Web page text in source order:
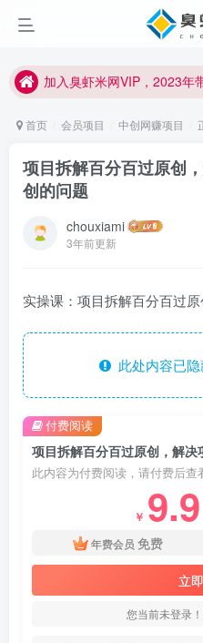
加入臭虾米网VIP，2023年
加入臭虾米网VIP，2023年
首页 会员项目 中创网赚项目
项目拆解百分百过原创
创的问题
chouxiami
3年前更新
实操课：项目拆解百分百过
此处内容已隐
此内容为付费阅读，请付费后查
￥ 9.9
年费会员 免费
立
您当前未登录
付费阅读